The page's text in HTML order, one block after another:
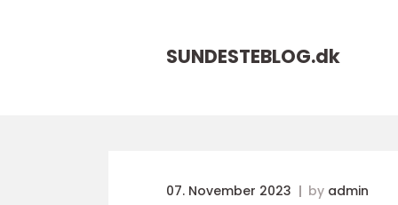
SUNDESTEBLOG.dk
07. November 2023 by admin